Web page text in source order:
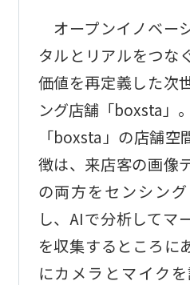
オープンイノベー
タルとリアルをつな
価値を再定義した次
ング店舗「boxsta」。
「boxsta」の店舗空
徴は、来店客の画像
の両方をセンシング
し、AIで分析してマ
を収集するところに
にカメラとマイク